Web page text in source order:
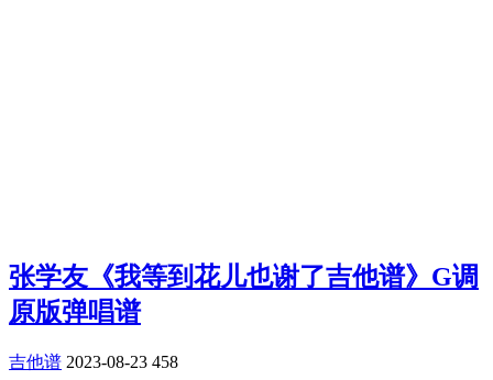
张学友《我等到花儿也谢了吉他谱》G调
原版弹唱谱
吉他谱 2023-08-23 458